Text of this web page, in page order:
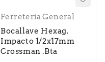
Ferretería General
Bocallave Hexag.
Impacto 1/2x17mm
Crossman .Bta